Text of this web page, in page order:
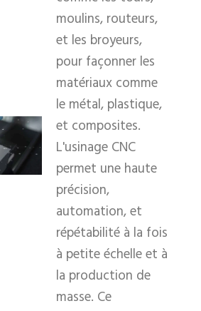
moulins, routeurs,
et les broyeurs,
pour façonner les
matériaux comme
le métal, plastique,
et composites.
L'usinage CNC
permet une haute
précision,
automation, et
répétabilité à la fois
à petite échelle et à
la production de
masse. Ce